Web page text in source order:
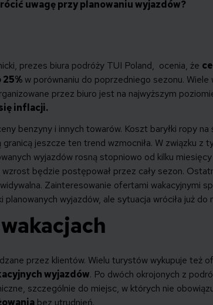
uwagę przy planowaniu wyjazdów?
prezes biura podróży TUI Poland, ocenia, że
w porównaniu do poprzedniego sezonu. Wiele
przez biuro jest na najwyższym
inflacji.
benzyny i innych towarów. Koszt baryłki ropy na
jeszcze ten trend wzmocniła. W związku z
wyjazdów rosną stopniowo od kilku
będzie postępował przez cały sezon.
Zainteresowanie ofertami wakacyjnymi
wyjazdów, ale sytuacja wróciła już do
przez klientów. Wielu turystów wykupuje też
wyjazdów. Po dwóch okrojonych z
szczególnie do miejsc, w których nie
bez utrudnień.